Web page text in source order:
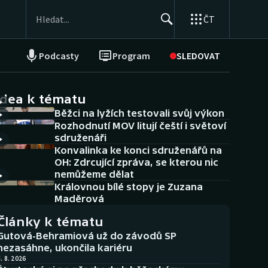
ČT
Podcasty Program SLEDOVAT
NEPŘEHLÉDNĚTE
Historické návraty
Aplikace ČT sport
AZ kvíz
k tématu
Běžci na lyžích testovali svůj výkon
Rozhodnutí MOV litují čeští i světoví
sdruženáři
Konvalinka ke konci sdruženářů na
OH: Zdrcující zpráva, se kterou nic
nemůžeme dělat
Královnou bílé stopy je Zuzana
Maděrová
k tématu
Behramiová už do závodů SP
ukončila kariéru
8. 2026